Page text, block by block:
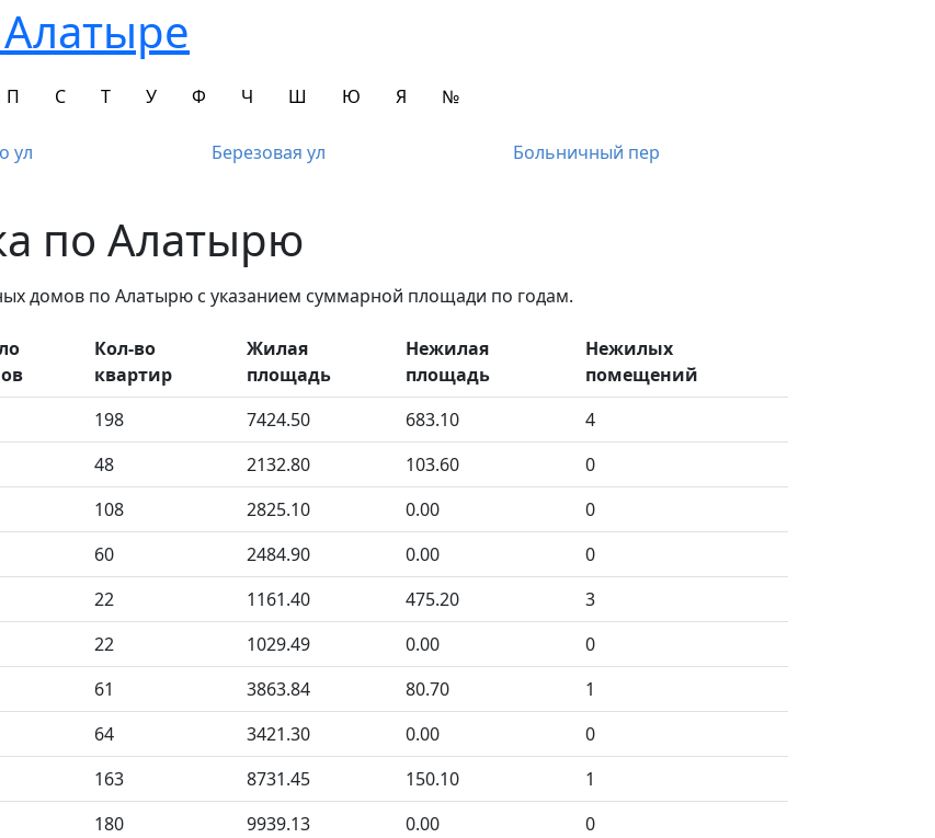
П С Т У Ф Ч Ш Ю Я №
ул Березовая ул Больничный пер
по Алатырю
домов по Алатырю с указанием суммарной площади по годам.
Кол-во
квартир
Жилая
площадь
Нежилая
площадь
Нежилых
помещений
198 7424.50 683.10
4
48 2132.80 103.60
0
108 2825.10 0.00
0
60 2484.90 0.00
0
22 1161.40 475.20
3
22 1029.49 0.00
0
61 3863.84 80.70
1
64 3421.30 0.00
0
163 8731.45 150.10
1
180 9939.13 0.00
0